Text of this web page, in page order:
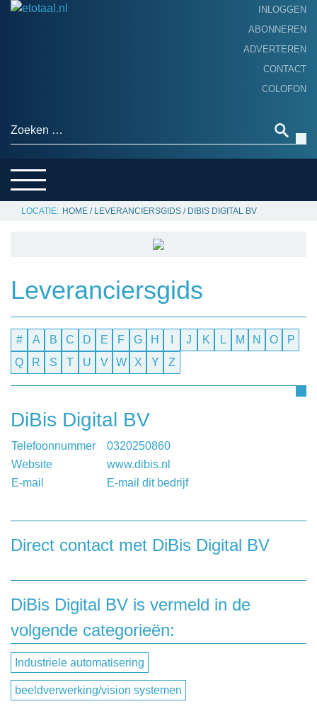
INLOGGEN
ABONNEREN
ADVERTEREN
CONTACT
COLOFON
Zoeken naar:
SERVICE
HOME / LEVERANCIERSGIDS / DIBIS DIGITAL BV
Leveranciersgids
# A B C D E F G H J K L M N O
P
Q
R S T U V W X Y Z
DiBis Digital BV
Telefoonnummer
0320250860
Website
www.dibis.nl
E-mail
E-mail dit bedrijf
Direct contact met DiBis Digital BV
achterlaten aan DiBis Digital BV, dan kunt u dat doen door
onderstaand contactformulier in te vullen.
Naam
Bedrijfsnaam
DiBis Digital BV is vermeld in de
volgende categorieën:
Industriele automatisering
beeldverwerking/vision systemen